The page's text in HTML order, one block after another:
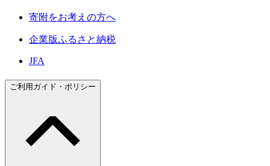
寄附をお考えの方へ
企業版ふるさと納税
JFA
ご利用ガイド・ポリシー